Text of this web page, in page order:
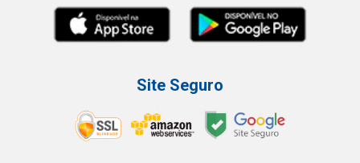
Site Seguro